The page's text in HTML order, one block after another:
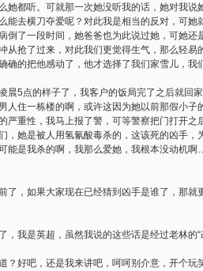
她都听。可就那一次她没听我的话，她对我
能去横刀夺爱呢？对此我是相当的反对，可
倒了一段时间，她爸爸也为此说过她，可她
从抢了过来，对此我们更觉得生气，那么轻
确的把他感动了，他才选择了我们家雪儿，
5点的样子了，我客户的饭局完了之后就回
人住一栋楼的啊，或许这因为她以前那假小
严重性，我马上报了警，可等警察把门打开
，她是被人用氢氰酸毒杀的，这该死的凶手
能是我杀的啊，我那么爱她，我根本没动机
，如果大家现在已经猜到凶手是谁了，那就
是英超，虽然我说的这些话是经过老林的“
好吧，还是我来讲吧，呵呵别介意，开个玩笑